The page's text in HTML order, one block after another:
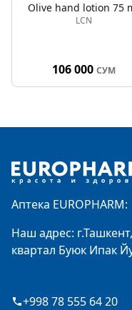
Olive hand lotion 75
LCN
106 000 СУМ
Аптека EUROPHARM:
Наш адрес:
квартал Буюк Ипак
+998 78 555 64 20